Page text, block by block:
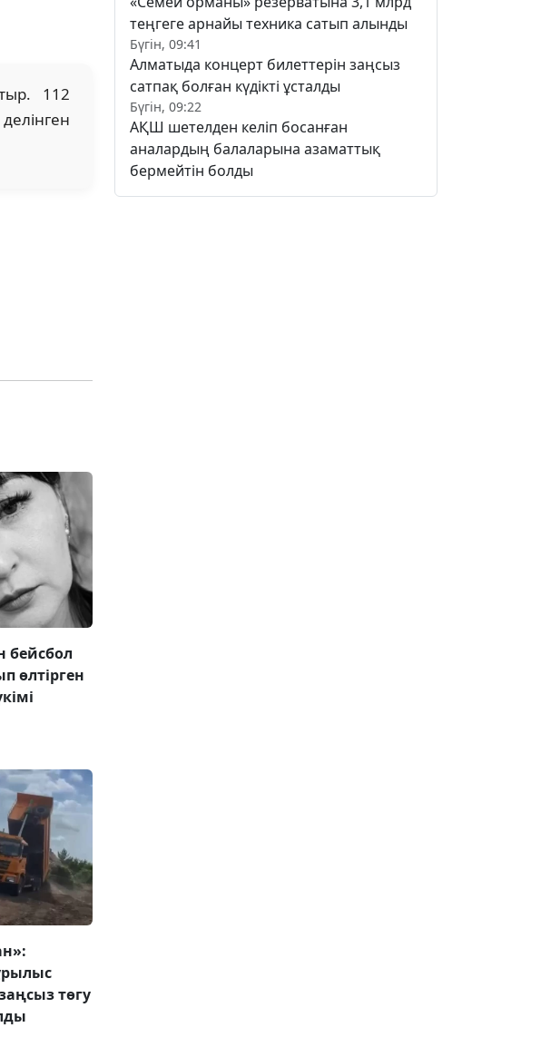
112
бейсбол
өлтірген
төгу
теңгеге арнайы техника сатып алынды
Бүгін, 09:41
Алматыда концерт билеттерін заңсыз
сатпақ болған күдікті ұсталды
Бүгін, 09:22
АҚШ шетелден келіп босанған
аналардың балаларына азаматтық
бермейтін болды